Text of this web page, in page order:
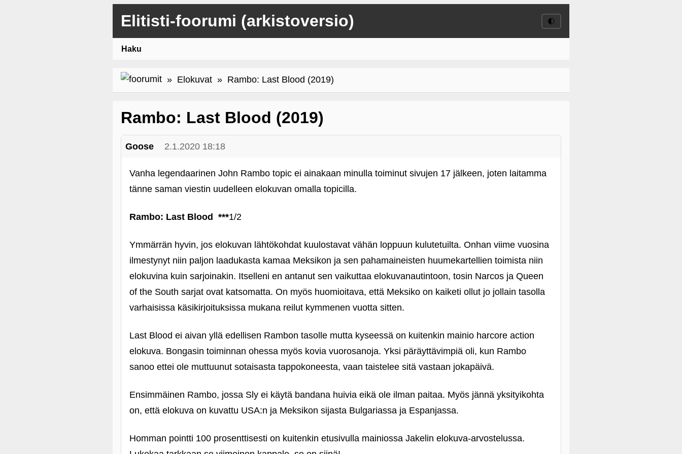
Elitisti-foorumi (arkistoversio) 🌓
Haku
» Elokuvat » Rambo: Last Blood (2019)
Rambo: Last Blood (2019)
Goose 2.1.2020 18:18
Vanha legendaarinen John Rambo topic ei ainakaan minulla toiminut sivujen 17 jälkeen, joten laitamma
tänne saman viestin uudelleen elokuvan omalla topicilla.
Rambo: Last Blood ***1/2
Ymmärrän hyvin, jos elokuvan lähtökohdat kuulostavat vähän loppuun kulutetuilta. Onhan viime vuosina
ilmestynyt niin paljon laadukasta kamaa Meksikon ja sen pahamaineisten huumekartellien toimista niin
elokuvina kuin sarjoinakin. Itselleni en antanut sen vaikuttaa elokuvanautintoon, tosin Narcos ja Queen
of the South sarjat ovat katsomatta. On myös huomioitava, että Meksiko on kaiketi ollut jo jollain tasolla
varhaisissa käsikirjoituksissa mukana reilut kymmenen vuotta sitten.
Last Blood ei aivan yllä edellisen Rambon tasolle mutta kyseessä on kuitenkin mainio harcore action
elokuva. Bongasin toiminnan ohessa myös kovia vuorosanoja. Yksi päräyttävimpiä oli, kun Rambo
sanoo ettei ole muttuunut sotaisasta tappokoneesta, vaan taistelee sitä vastaan jokapäivä.
Ensimmäinen Rambo, jossa Sly ei käytä bandana huivia eikä ole ilman paitaa. Myös jännä yksityikohta
on, että elokuva on kuvattu USA:n ja Meksikon sijasta Bulgariassa ja Espanjassa.
Homman pointti 100 prosenttisesti on kuitenkin etusivulla mainiossa Jakelin elokuva-arvostelussa.